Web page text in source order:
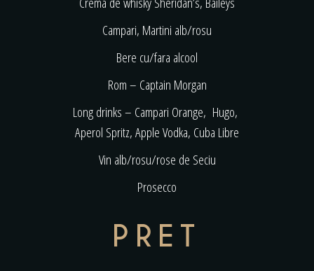
Campari, Martini alb/rosu
Bere cu/fara alcool
Rom – Captain Morgan
Long drinks – Campari Orange, Hugo,
Aperol Spritz, Apple Vodka, Cuba Libre
Vin alb/rosu/rose de Seciu
Prosecco
PRET